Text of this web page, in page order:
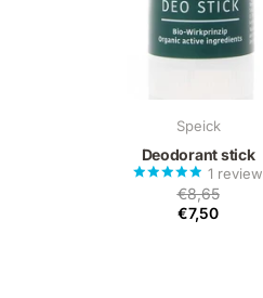
Speick
Deodorant stick
1 review
€8,65
€7,50